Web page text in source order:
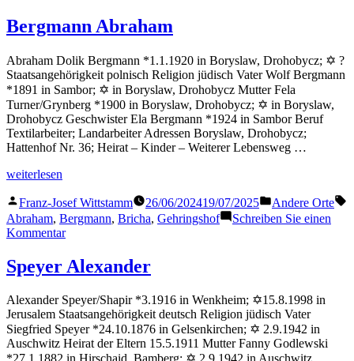
Bergmann Abraham
Abraham Dolik Bergmann *1.1.1920 in Boryslaw, Drohobycz; ✡ ?
Staatsangehörigkeit polnisch Religion jüdisch Vater Wolf Bergmann
*1891 in Sambor; ✡ in Boryslaw, Drohobycz Mutter Fela
Turner/Grynberg *1900 in Boryslaw, Drohobycz; ✡ in Boryslaw,
Drohobycz Geschwister Ela Bergmann *1924 in Sambor Beruf
Textilarbeiter; Landarbeiter Adressen Boryslaw, Drohobycz;
Hattenhof Nr. 36; Heirat – Kinder – Weiterer Lebensweg …
„Bergmann
weiterlesen
Veröffentlicht
von
Franz-Josef Wittstamm 26/06/202419/07/2025
Veröffentlicht
in
Andere Orte
Abraham, Bergmann, Bricha, Gehringshof
Schreiben Sie einen
Kommentarzu
Abraham
Speyer Alexander
Alexander Speyer/Shapir *3.1916 in Wenkheim; ✡15.8.1998 in
Jerusalem Staatsangehörigkeit deutsch Religion jüdisch Vater
Siegfried Speyer *24.10.1876 in Gelsenkirchen; ✡ 2.9.1942 in
Auschwitz Heirat der Eltern 15.5.1911 Mutter Fanny Godlewski